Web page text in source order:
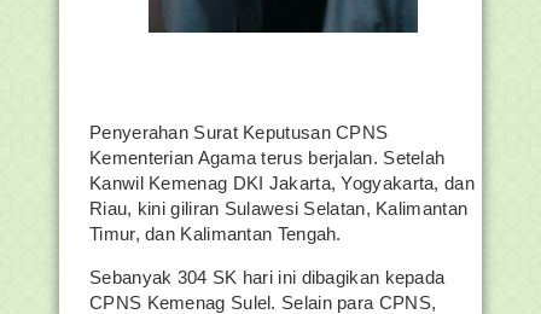
Penyerahan Surat Keputusan CPNS
Kementerian Agama terus berjalan. Setelah
Kanwil Kemenag DKI Jakarta, Yogyakarta, dan
Riau, kini giliran Sulawesi Selatan, Kalimantan
Timur, dan Kalimantan Tengah.
Sebanyak 304 SK hari ini dibagikan kepada
CPNS Kemenag Sulel. Selain para CPNS,